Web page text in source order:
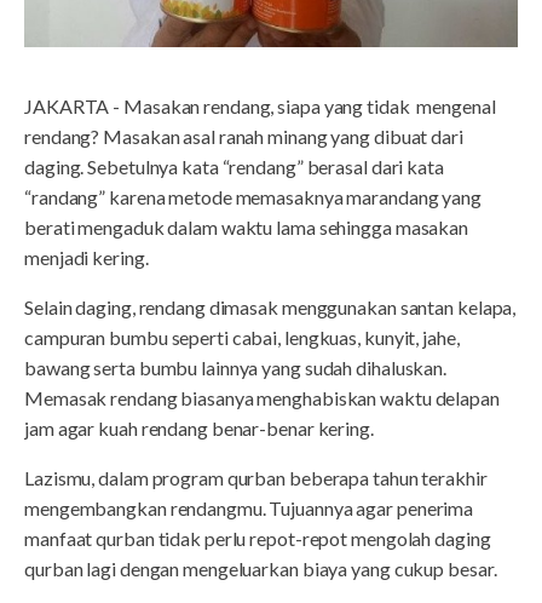
JAKARTA - Masakan rendang, siapa yang tidak mengenal
rendang? Masakan asal ranah minang yang dibuat dari
daging. Sebetulnya kata “rendang” berasal dari kata
“randang” karena metode memasaknya marandang yang
berati mengaduk dalam waktu lama sehingga masakan
menjadi kering.
Selain daging, rendang dimasak menggunakan santan kelapa,
campuran bumbu seperti cabai, lengkuas, kunyit, jahe,
bawang serta bumbu lainnya yang sudah dihaluskan.
Memasak rendang biasanya menghabiskan waktu delapan
jam agar kuah rendang benar-benar kering.
Lazismu, dalam program qurban beberapa tahun terakhir
mengembangkan rendangmu. Tujuannya agar penerima
manfaat qurban tidak perlu repot-repot mengolah daging
qurban lagi dengan mengeluarkan biaya yang cukup besar.